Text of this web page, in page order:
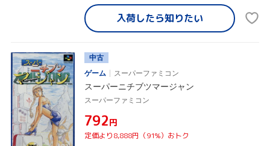
入荷したら知りたい
中古
ゲーム
スーパーファミコン
スーパーニチブツマージャン
スーパーファミコン
¥792円
定価より8,888円（91%）おトク